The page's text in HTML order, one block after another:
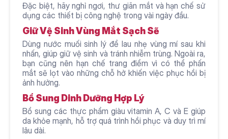
Đặc biệt, hãy nghỉ ngơi, thư giãn mắt và hạn chế sử
dụng các thiết bị công nghệ trong vài ngày đầu.
Giữ Vệ Sinh Vùng Mắt Sạch Sẽ
Dùng nước muối sinh lý để lau nhẹ vùng mí sau khi
nhấn, giúp giữ vệ sinh và tránh nhiễm trùng. Ngoài ra,
bạn cũng nên hạn chế trang điểm vì có thể phấn
mắt sẽ lọt vào những chỗ hở khiến việc phục hồi bị
ảnh hưởng.
Bổ Sung Dinh Dưỡng Hợp Lý
Bổ sung các thực phẩm giàu vitamin A, C và E giúp
da khỏe mạnh, hỗ trợ quá trình hồi phục và duy trì mí
lâu dài.